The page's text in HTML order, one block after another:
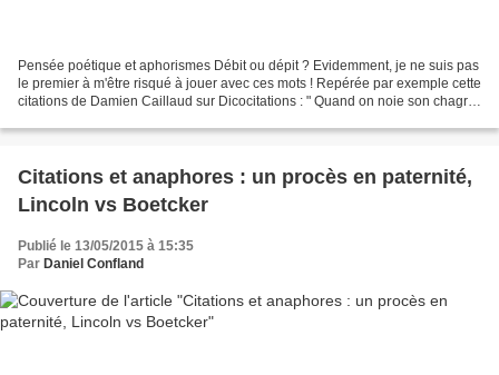
Pensée poétique et aphorismes Débit ou dépit ? Evidemment, je ne suis pas
le premier à m'être risqué à jouer avec ces mots ! Repérée par exemple cette
citations de Damien Caillaud sur Dicocitations : " Quand on noie son chagrin
Citations et anaphores : un procès en paternité,
Lincoln vs Boetcker
Publié le 13/05/2015 à 15:35
Par Daniel Confland